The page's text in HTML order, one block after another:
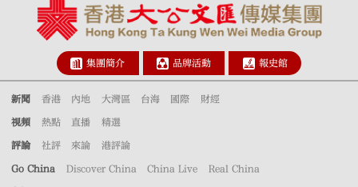
集團簡介 品牌活動 報史館
新聞 香港 內地 大灣區 台海 國際 財經
視頻 熱點 直播 精選
評論 社評 來論 港評論
Go China Discover China China Live Real China